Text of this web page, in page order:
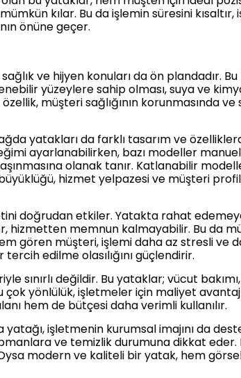
kılar. Bu da işlemin süresini kısaltır,
önüne geçer.
ve hijyen konuları da ön plandadır.
yüzeylere sahip olması, suya ve
müşteri sağlığının korunmasında
yatakları da farklı tasarım ve
ayarlanabilirken, bazı modeller
olanak tanır. Katlanabilir
büyüklüğü, hizmet yelpazesi ve müşteri
doğrudan etkiler. Yatakta rahat
hizmetten memnun kalmayabilir. Bu da
gören müşteri, işlemi daha az stresli ve
edilme olasılığını güçlendirir.
sınırlı değildir. Bu yataklar; vücut
çok yönlülük, işletmeler için maliyet
hem de bütçesi daha verimli kullanılır.
yatağı, işletmenin kurumsal imajını da
ve temizlik durumuna dikkat eder.
modern ve kaliteli bir yatak, hem